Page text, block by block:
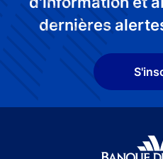
dernières